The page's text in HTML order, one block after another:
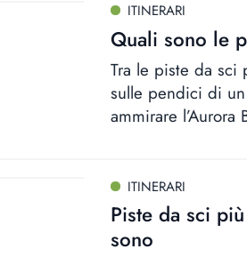
ITINERARI
Quali sono le
Tra le piste da sci
sulle pendici di un
ammirare l’Aurora
ITINERARI
Piste da sci
sono